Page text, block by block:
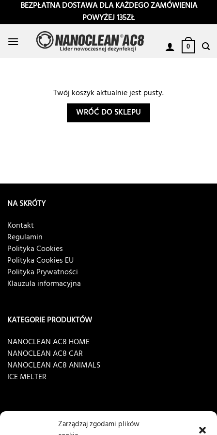
Zarządzaj zgodami plików
PrzewińBEZPŁATNA DOSTAWA DLA KAŻDEGO ZAMÓWIENIA
POWYŻEJ 135ZŁ
0
Twój koszyk aktualnie jest pusty.
WRÓĆ DO SKLEPU
NA SKRÓTY
Kontakt
Regulamin
Polityka Cookies
Polityka Cookies EU
Polityka Prywatności
Klauzula informacyjna
KATEGORIE PRODUKTÓW
NANOCLEAN AC8 HOME
NANOCLEAN AC8 CAR
NANOCLEAN AC8 ANIMALS
ICE MELTER